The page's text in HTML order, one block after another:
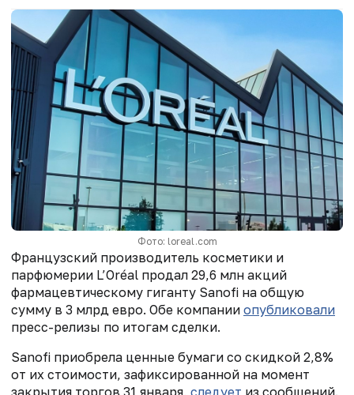
Фото: loreal.com
Французский производитель косметики и
парфюмерии L’Oréal продал 29,6 млн акций
фармацевтическому гиганту Sanofi на общую
сумму в 3 млрд евро. Обе компании опубликовали
пресс-релизы по итогам сделки.
Sanofi приобрела ценные бумаги со скидкой 2,8%
от их стоимости, зафиксированной на момент
закрытия торгов 31 января, следует из сообщений.